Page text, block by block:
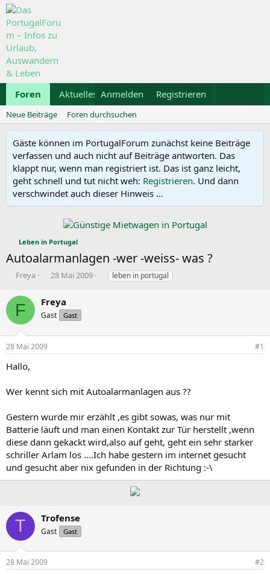
Foren Aktuelles Galerie Kalender
Anmelden Registrieren
Neue Beiträge Foren durchsuchen
Gäste können im PortugalForum zunächst keine Beiträge
verfassen und auch nicht auf Beiträge antworten. Das
klappt nur, wenn man registriert ist. Das ist ganz leicht,
geht schnell und tut nicht weh: Registrieren. Und dann
verschwindet auch dieser Hinweis ...
Leben in Portugal
Autoalarmanlagen -wer -weiss- was ?
E
s
t
e
l
e
Freya
E
t
e
l
28 Mai 2009
S
w
leben in portugal
F Freya
Gast Gast
28 Mai 2009 #1
Hallo,
Wer kennt sich mit Autoalarmanlagen aus ??
Gestern wurde mir erzählt ,es gibt sowas, was nur mit
Batterie läuft und man einen Kontakt zur Tür herstellt ,wenn
diese dann gekackt wird,also auf geht, geht ein sehr starker
schriller Arlam los ....Ich habe gestern im internet gesucht
und gesucht aber nix gefunden in der Richtung :-\
T Trofense
Gast Gast
28 Mai 2009 #2